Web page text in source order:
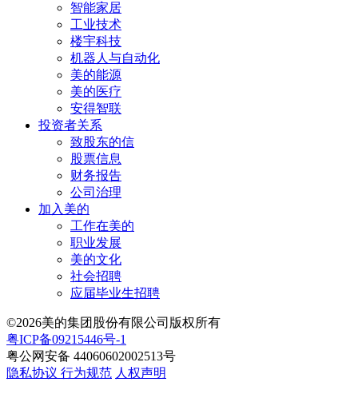
智能家居
工业技术
楼宇科技
机器人与自动化
美的能源
美的医疗
安得智联
投资者关系
致股东的信
股票信息
财务报告
公司治理
加入美的
工作在美的
职业发展
美的文化
社会招聘
应届毕业生招聘
©2026美的集团股份有限公司版权所有
粤ICP备09215446号-1
粤公网安备 44060602002513号
隐私协议 行为规范 人权声明